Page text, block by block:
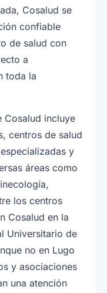
Cosalud se
confiable
de salud con
a
toda la
Cosalud incluye
centros de salud
y
áreas como
los centros
Cosalud en la
Universitario de
no en Lugo
y asociaciones
una atención